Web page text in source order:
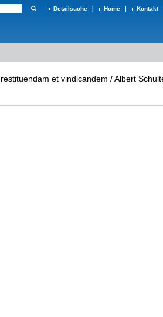
Detailsuche | Home | Kontakt
et vindicandem / Albert